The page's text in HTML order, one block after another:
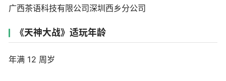
广西茶语科技有限公司深圳西乡分公司
《天神大战》适玩年龄
年满 12 周岁